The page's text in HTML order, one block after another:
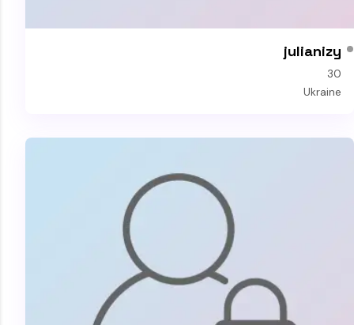
julianizy
30
Ukraine